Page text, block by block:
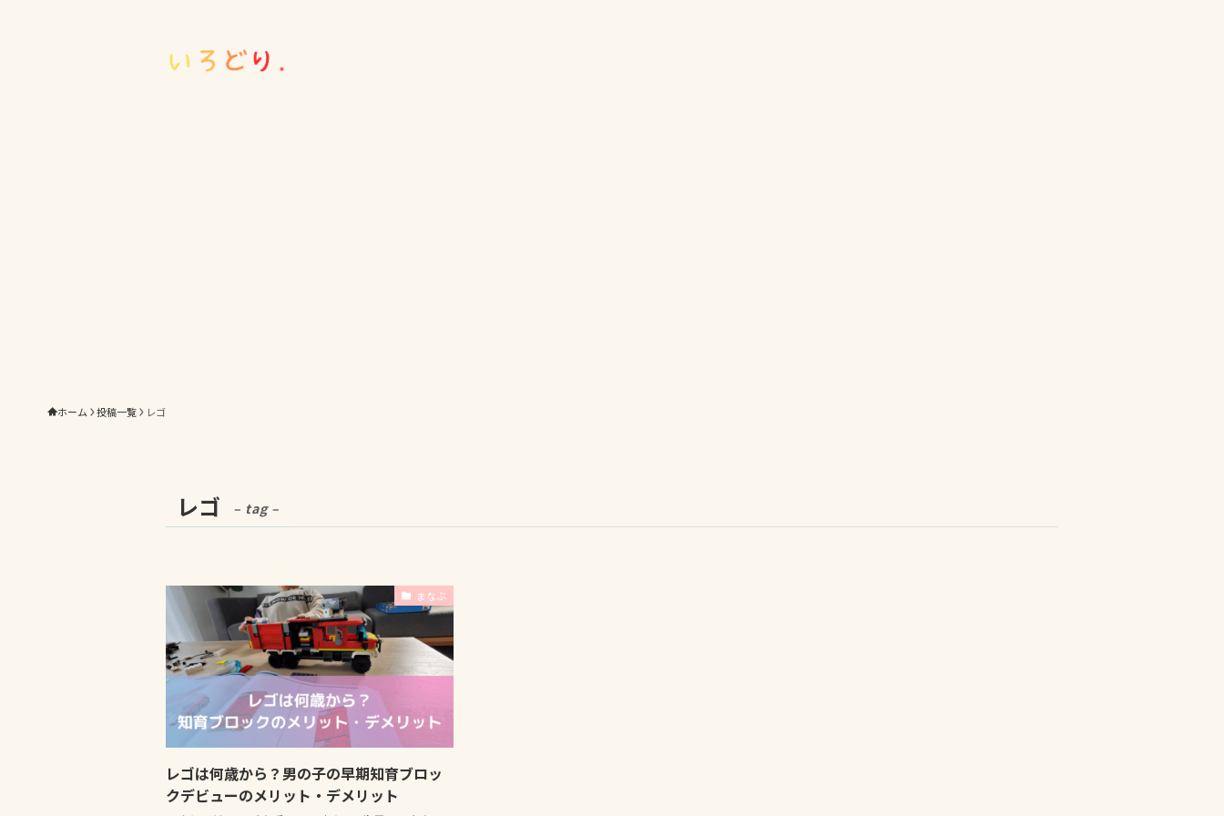
ホーム 投稿一覧 レゴ
レゴ – tag –
まなぶ
レゴは何歳から？男の子の早期知育ブロッ
クデビューのメリット・デメリット